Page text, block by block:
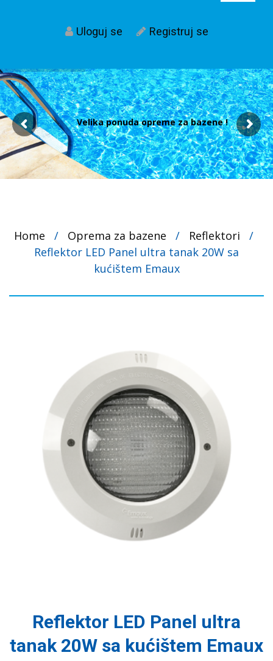
Uloguj se Registruj se
Velika ponuda opreme za bazene !
Home / Oprema za bazene / Reflektori
/
Reflektor LED Panel ultra tanak 20W sa
kućištem Emaux
Reflektor LED Panel ultra
tanak 20W sa kućištem Emaux